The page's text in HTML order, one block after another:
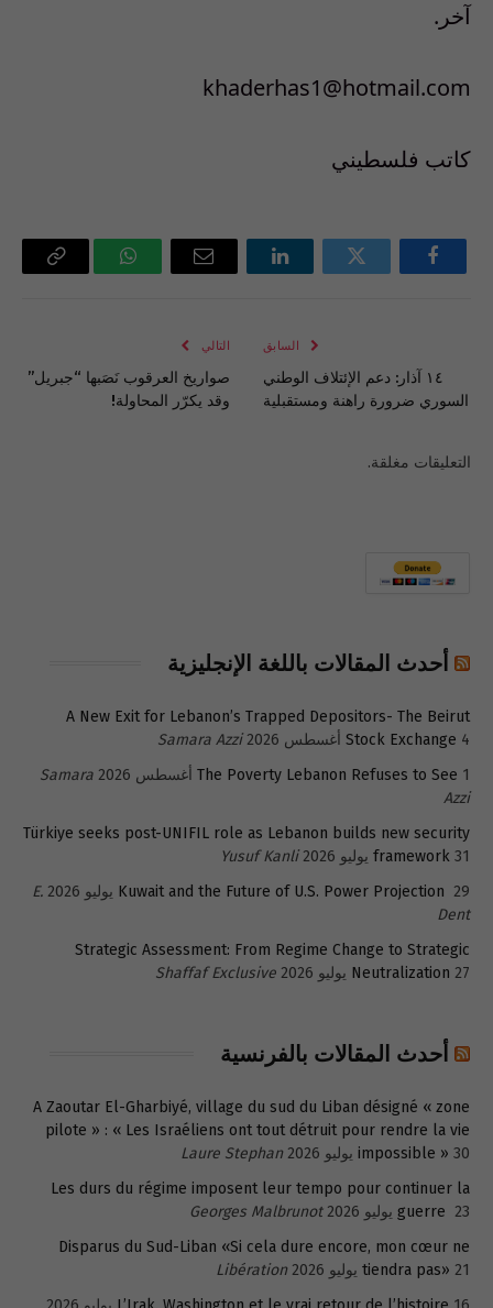
آخر.
khaderhas1@hotmail.com
كاتب فلسطيني
فيسبوك تويتر لينكدإن
البريد
واتساب Copy
السابق
١٤ آذار: دعم الإئتلاف الوطني
السوري ضرورة راهنة ومستقبلية
التالي
صواريخ العرقوب نَصَبها “جبريل”
وقد يكرّر المحاولة!
التعليقات مغلقة.
أحدث المقالات باللغة الإنجليزية
A New Exit for Lebanon’s Trapped Depositors- The Beirut
Stock Exchange 4 أغسطس 2026
Samara Azzi
The Poverty Lebanon Refuses to See 1 أغسطس 2026
Samara
Azzi
Türkiye seeks post-UNIFIL role as Lebanon builds new security
framework 31 يوليو 2026
Yusuf Kanli
Kuwait and the Future of U.S. Power Projection 29 يوليو 2026
E.
Dent
Strategic Assessment: From Regime Change to Strategic
Neutralization 27 يوليو 2026 Shaffaf Exclusive
أحدث المقالات بالفرنسية
A Zaoutar El-Gharbiyé, village du sud du Liban désigné « zone
pilote » : « Les Israéliens ont tout détruit pour rendre la vie
impossible » 30 يوليو 2026
Laure Stephan
Les durs du régime imposent leur tempo pour continuer la
guerre 23 يوليو 2026
Georges Malbrunot
Disparus du Sud-Liban «Si cela dure encore, mon cœur ne
tiendra pas» 21 يوليو 2026
Libération